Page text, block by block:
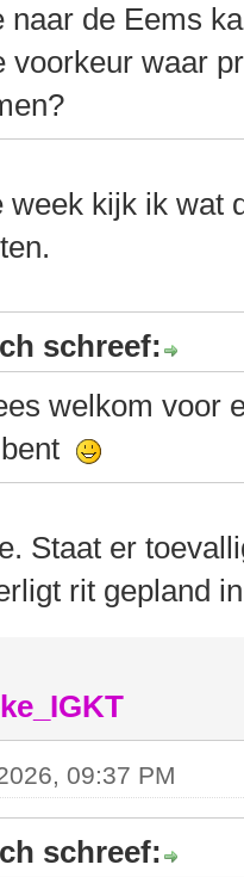
naar de Eems
voorkeur waar
week kijk ik wat
schreef:
welkom voor
bent
Staat er
rit gepland
09:37 PM
schreef: